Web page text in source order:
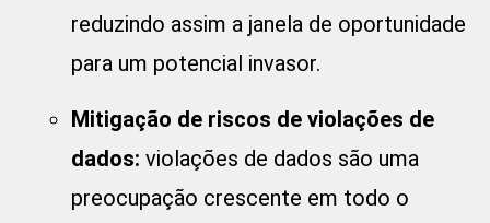
reduzindo assim a janela de oportunidade
para um potencial invasor.
Mitigação de riscos de violações de
dados: violações de dados são uma
preocupação crescente em todo o